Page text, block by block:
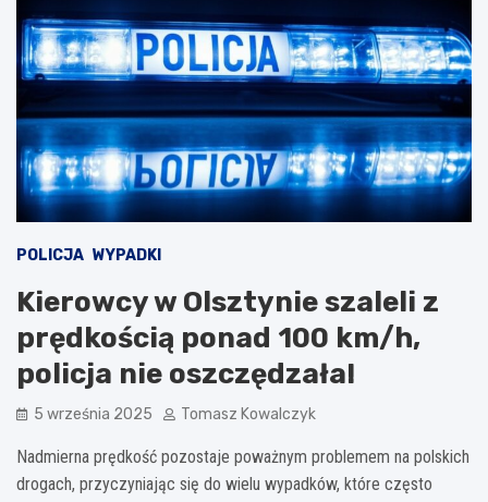
POLICJA WYPADKI
Kierowcy w Olsztynie szaleli z
prędkością ponad 100 km/h,
policja nie oszczędzała!
5 września 2025 Tomasz Kowalczyk
Nadmierna prędkość pozostaje poważnym problemem na polskich
drogach, przyczyniając się do wielu wypadków, które często